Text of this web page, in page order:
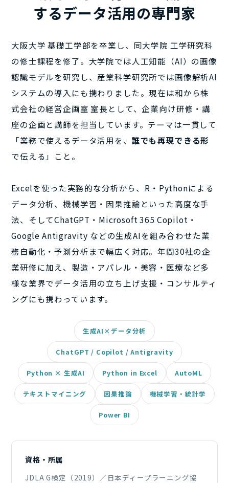
するデータ活用の専門家
大阪大学 基礎工学部を卒業し、同大学院 工学研究科
の修士課程を修了。大学院では人工知能（AI）の画像
認識モデルを研究し、産業科学研究所では画像解析AI
システムの導入にも携わりました。現在は和から株
式会社の経営企画室 室長として、企業向け研修・講
座の企画と講師を担当しています。テーマは一貫して
「業務で使えるデータ活用を、 誰でも再現できる形
で伝える」こと。
Excelを使った実務的な分析から、R・Pythonによる
データ分析、機械学習・因果推論といった高度な手
法、そしてChatGPT・Microsoft 365 Copilot・
Google Antigravity などの生成AIを組み合わせた業
務自動化・予測分析まで幅広く対応。年間30社の企
業研修に加え、製造・アパレル・美容・医療など多
様な業界でデータ活用の立ち上げ支援・コンサルティ
ングにも携わっています。
生成AI×データ分析
ChatGPT / Copilot / Antigravity
Python × 生成AI Python in Excel AutoML
テキストマイニング 因果推論 機械学習・統計学
Power BI
資格・所属
JDLA G検定（2019）／日本ディープラーニング協